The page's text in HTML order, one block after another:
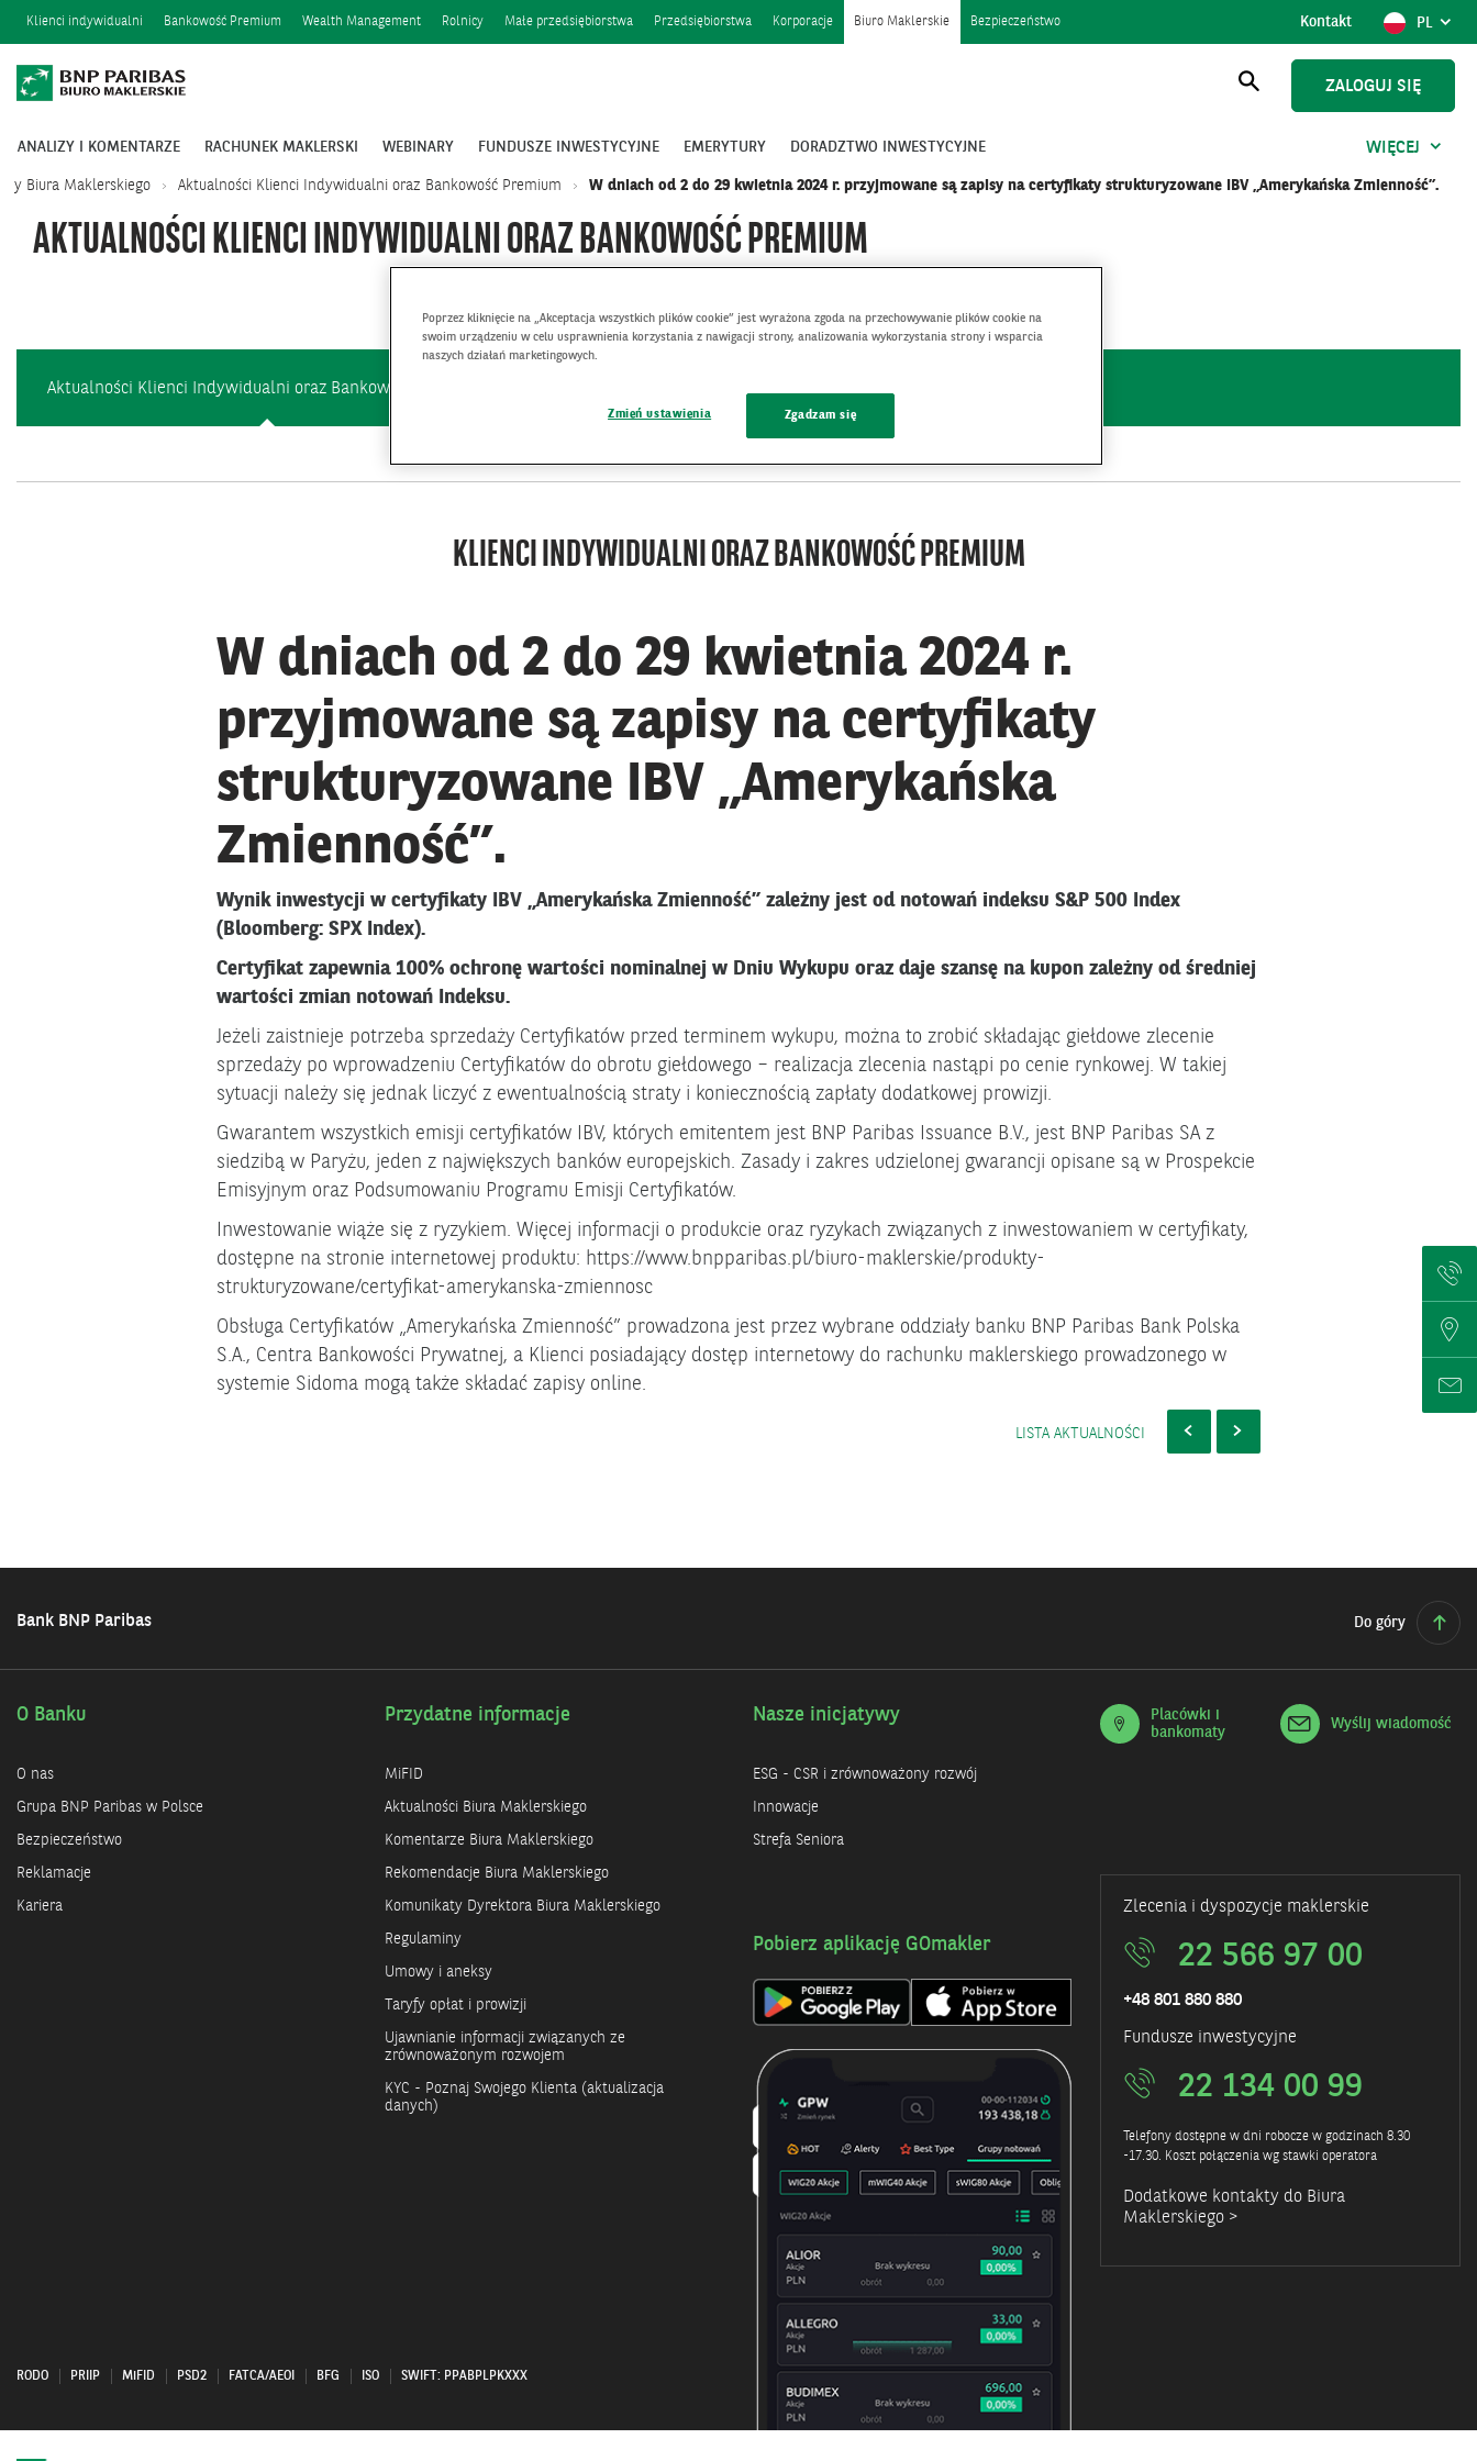
Klienci indywidualni Bankowość Premium Wealth Management Rolnicy Małe przedsiębiorstwa Przedsiębiorstwa Korporacje Biuro Maklerskie Bezpieczeństwo Kontakt
POKAŻ
JĘZYK
PL POLSKI
Otwórz
ZALOGUJ SIĘ
ANALIZY I KOMENTARZE RACHUNEK MAKLERSKI WEBINARY FUNDUSZE INWESTYCYJNE EMERYTURY DORADZTWO INWESTYCYJNE WIĘCEJ
Biura Maklerskiego Aktualności Klienci Indywidualni oraz Bankowość Premium W dniach od 2 do 29 kwietnia 2024 r. przyjmowane są zapisy na certyfikaty strukturyzowane IBV „Amerykańska Zmienność”.
AKTUALNOŚCI KLIENCI INDYWIDUALNI ORAZ BANKOWOŚĆ PREMIUM
Aktualności Klienci Indywidualni oraz Bankowość Premium
KLIENCI INDYWIDUALNI ORAZ BANKOWOŚĆ PREMIUM
W dniach od 2 do 29 kwietnia 2024 r.
przyjmowane są zapisy na certyfikaty
strukturyzowane IBV „Amerykańska
Zmienność”.
Wynik inwestycji w certyfikaty IBV „Amerykańska Zmienność” zależny jest od notowań indeksu S&P 500 Index
(Bloomberg: SPX Index).
Certyfikat zapewnia 100% ochronę wartości nominalnej w Dniu Wykupu oraz daje szansę na kupon zależny od średniej
wartości zmian notowań Indeksu.
Jeżeli zaistnieje potrzeba sprzedaży Certyfikatów przed terminem wykupu, można to zrobić składając giełdowe zlecenie
sprzedaży po wprowadzeniu Certyfikatów do obrotu giełdowego – realizacja zlecenia nastąpi po cenie rynkowej. W takiej
sytuacji należy się jednak liczyć z ewentualnością straty i koniecznością zapłaty dodatkowej prowizji.
Gwarantem wszystkich emisji certyfikatów IBV, których emitentem jest BNP Paribas Issuance B.V., jest BNP Paribas SA z
siedzibą w Paryżu, jeden z największych banków europejskich. Zasady i zakres udzielonej gwarancji opisane są w Prospekcie
Emisyjnym oraz Podsumowaniu Programu Emisji Certyfikatów.
Inwestowanie wiąże się z ryzykiem. Więcej informacji o produkcie oraz ryzykach związanych z inwestowaniem w certyfikaty,
dostępne na stronie internetowej produktu: https://www.bnpparibas.pl/biuro-maklerskie/produkty-
strukturyzowane/certyfikat-amerykanska-zmiennosc
Obsługa Certyfikatów „Amerykańska Zmienność” prowadzona jest przez wybrane oddziały banku BNP Paribas Bank Polska
S.A., Centra Bankowości Prywatnej, a Klienci posiadający dostęp internetowy do rachunku maklerskiego prowadzonego w
systemie Sidoma mogą także składać zapisy online.
DNIACH
OD
XVII
LISTA AKTUALNOŚCI
DNIACH
OD
ZDROWIA
Bank BNP Paribas Do góry
O Banku
O nas
Grupa BNP Paribas w Polsce
Bezpieczeństwo
Reklamacje
Kariera
Przydatne informacje
MiFID
Aktualności Biura Maklerskiego
Komentarze Biura Maklerskiego
Rekomendacje Biura Maklerskiego
Komunikaty Dyrektora Biura Maklerskiego
Regulaminy
Umowy i aneksy
Taryfy opłat i prowizji
Ujawnianie informacji związanych ze
zrównoważonym rozwojem
KYC - Poznaj Swojego Klienta (aktualizacja
danych)
Nasze inicjatywy
ESG - CSR i zrównoważony rozwój
Innowacje
Strefa Seniora
Pobierz aplikację GOmakler
Placówki i
bankomaty
Wyślij wiadomość
Zlecenia i dyspozycje maklerskie
22 566 97 00
+48 801 880 880
Fundusze inwestycyjne
22 134 00 99
Telefony dostępne w dni robocze w godzinach 8.30
-17.30. Koszt połączenia wg stawki operatora
Dodatkowe kontakty do Biura
Maklerskiego >
RODO PRIIP MiFID PSD2 FATCA/AEOI BFG ISO SWIFT: PPABPLPKXXX
Poprzez kliknięcie na „Akceptacja wszystkich plików cookie” jest wyrażona zgoda na przechowywanie plików cookie na
swoim urządzeniu w celu usprawnienia korzystania z nawigacji strony, analizowania wykorzystania strony i wsparcia
naszych działań marketingowych.
Zmień ustawienia Zgadzam się